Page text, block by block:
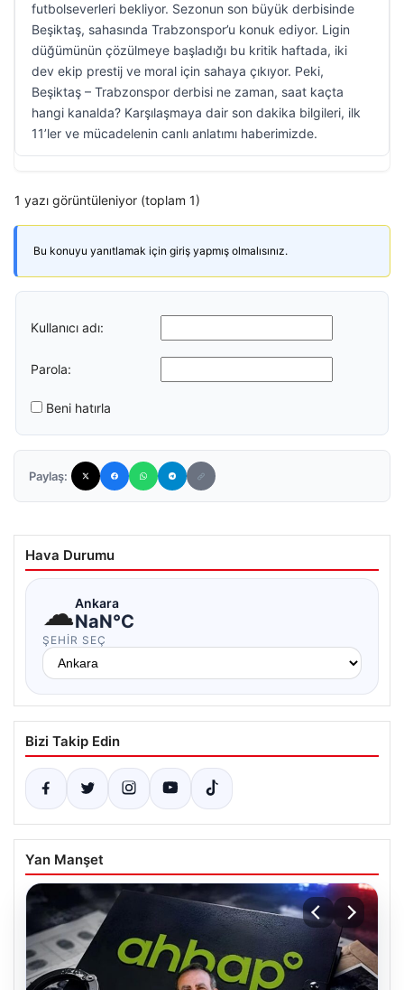
futbolseverleri bekliyor. Sezonun son büyük derbisinde
Beşiktaş, sahasında Trabzonspor’u konuk ediyor. Ligin
düğümünün çözülmeye başladığı bu kritik haftada, iki
dev ekip prestij ve moral için sahaya çıkıyor. Peki,
Beşiktaş – Trabzonspor derbisi ne zaman, saat kaçta
hangi kanalda? Karşılaşmaya dair son dakika bilgileri, ilk
11’ler ve mücadelenin canlı anlatımı haberimizde.
1 yazı görüntüleniyor (toplam 1)
Bu konuyu yanıtlamak için giriş yapmış olmalısınız.
Kullanıcı adı:
Parola:
Beni hatırla
Paylaş:
Hava Durumu
☁Ankara
NaN°C
ŞEHIR SEÇ
Bizi Takip Edin
Yan Manşet